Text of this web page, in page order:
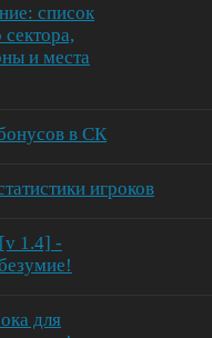
список
и места
в СК
игроков
1.4] -
для